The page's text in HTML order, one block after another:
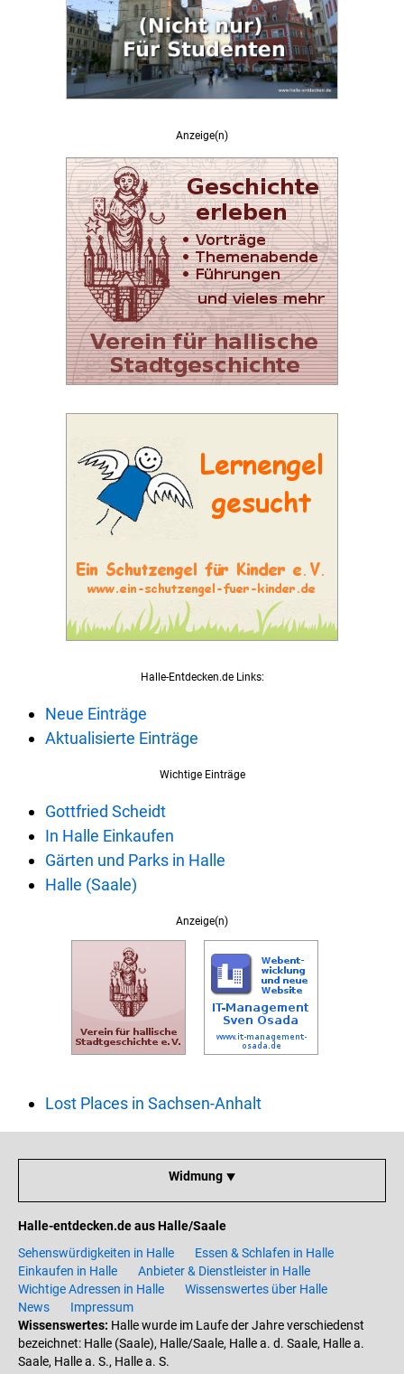
Anzeige(n)
Halle-Entdecken.de Links:
Neue Einträge
Aktualisierte Einträge
Wichtige Einträge
Gottfried Scheidt
In Halle Einkaufen
Gärten und Parks in Halle
Halle (Saale)
Anzeige(n)
Lost Places in Sachsen-Anhalt
Widmung ⯆
Halle-entdecken.de aus Halle/Saale
Sehenswürdigkeiten in Halle
Essen & Schlafen in Halle
Einkaufen in Halle
Anbieter & Dienstleister in Halle
Wichtige Adressen in Halle
Wissenswertes über Halle
News
Impressum
Wissenswertes: Halle wurde im Laufe der Jahre verschiedenst
bezeichnet: Halle (Saale), Halle/Saale, Halle a. d. Saale, Halle a.
Saale, Halle a. S., Halle a. S.